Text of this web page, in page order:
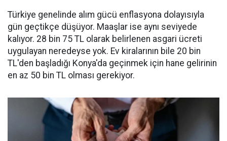
Türkiye genelinde alım gücü enflasyona dolayısıyla
gün geçtikçe düşüyor. Maaşlar ise aynı seviyede
kalıyor. 28 bin 75 TL olarak belirlenen asgari ücreti
uygulayan neredeyse yok. Ev kiralarının bile 20 bin
TL'den başladığı Konya'da geçinmek için hane gelirinin
en az 50 bin TL olması gerekiyor.